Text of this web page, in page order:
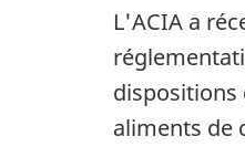
L'ACIA a
dispositions
aliments de